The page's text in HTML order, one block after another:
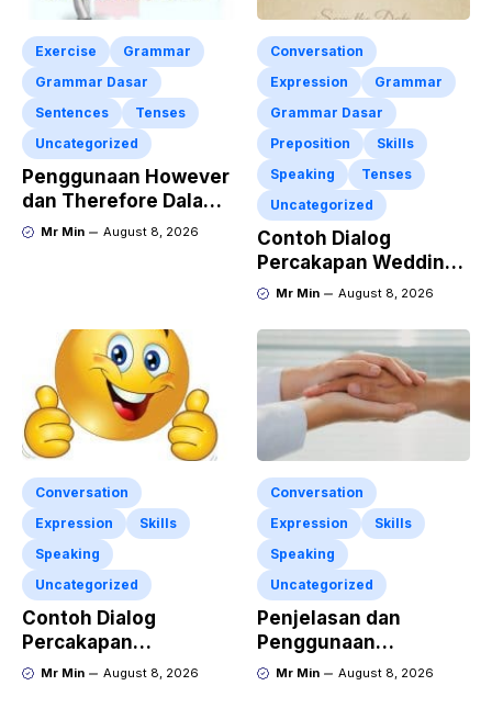
Exercise
Grammar
Grammar Dasar
Sentences
Tenses
Uncategorized
Penggunaan However
dan Therefore Dalam
Kalimat Bahasa
Mr Min August 8, 2026
Conversation
Expression
Grammar
Grammar Dasar
Preposition
Skills
Speaking
Tenses
Uncategorized
Contoh Dialog
Percakapan Wedding
Invitation dalam
Penjelasan
Terlengkap
Mr Min August 8, 2026
Conversation
Expression
Skills
Speaking
Uncategorized
Contoh Dialog
Percakapan
Responding to Good
Mr Min August 8, 2026
Conversation
Expression
Skills
Speaking
Uncategorized
Penjelasan dan
Penggunaan
“Expressing
Mr Min August 8, 2026